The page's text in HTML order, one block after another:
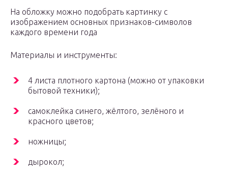
На обложку можно подобрать картинку с
изображением основных признаков-символов
каждого времени года
Материалы и инструменты:
4 листа плотного картона (можно от упаковки
бытовой техники);
самоклейка синего, жёлтого, зелёного и
красного цветов;
ножницы;
дырокол;